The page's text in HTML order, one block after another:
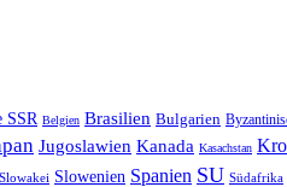
SSR Belgien Brasilien Bulgarien
Jugoslawien Kanada Kasachstan
Slowakei Slowenien Spanien SU Südafrika